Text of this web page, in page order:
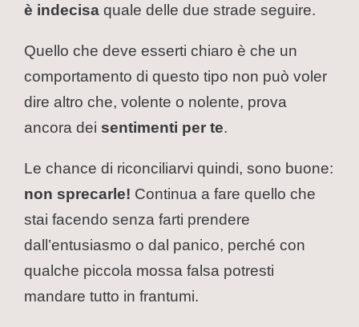
è indecisa quale delle due strade seguire.
Quello che deve esserti chiaro è che un
comportamento di questo tipo non può voler
dire altro che, volente o nolente, prova
ancora dei sentimenti per te.
Le chance di riconciliarvi quindi, sono buone:
non sprecarle! Continua a fare quello che
stai facendo senza farti prendere
dall’entusiasmo o dal panico, perché con
qualche piccola mossa falsa potresti
mandare tutto in frantumi.